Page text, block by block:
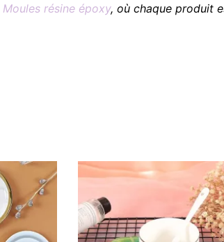
Moules résine époxy, où chaque produit